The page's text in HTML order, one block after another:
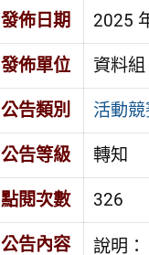
發佈日期 2025
發佈單位 資料組
公告類別 活動
公告等級 轉知
點閱次數 326
公告內容
說明：